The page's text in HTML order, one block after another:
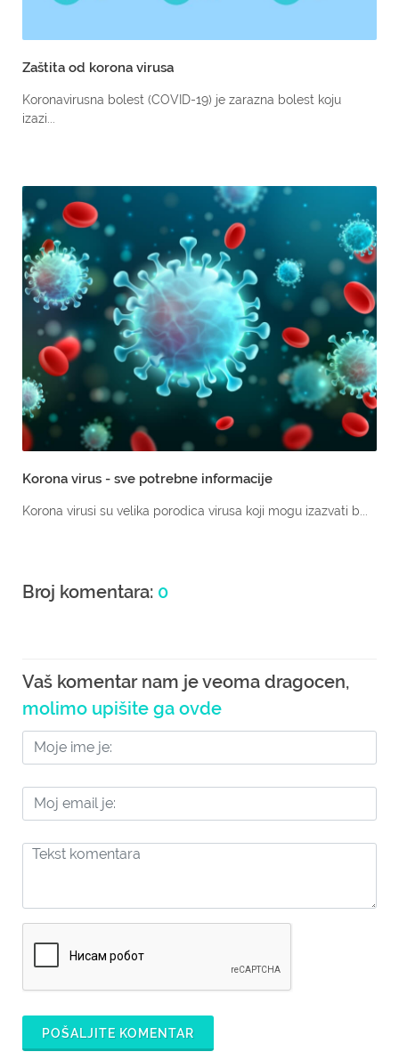
Zaštita od korona virusa
Koronavirusna bolest (COVID-19) je zarazna bolest koju
izazi...
Korona virus - sve potrebne informacije
Korona virusi su velika porodica virusa koji mogu izazvati b...
Broj komentara: 0
Vaš komentar nam je veoma dragocen,
molimo upišite ga ovde
POŠALJITE KOMENTAR